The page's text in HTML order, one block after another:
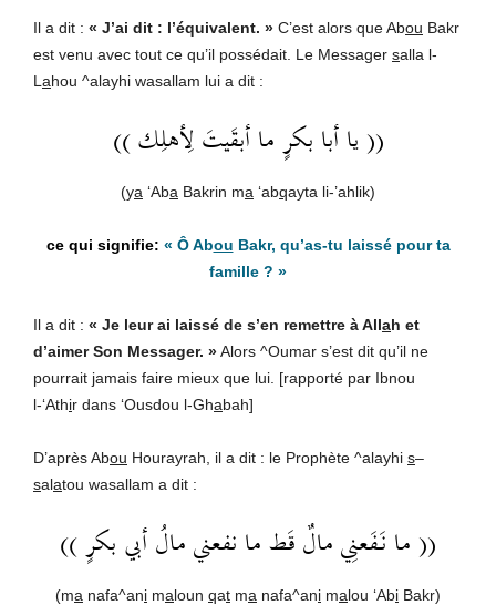
Il a dit : « J’ai dit : l’équivalent. » C’est alors que Abou Bakr
est venu avec tout ce qu’il possédait. Le Messager salla l-
L ahou ^alayhi wasallam lui a dit :
(( يا أبا بكرٍ ما أبقَيتَ لِأهلِك ))
(ya ‘Aba Bakrin ma ‘abqayta li-’ahlik)
« Ô Abou Bakr, qu’as-tu laissé pour ta
famille ? »
Il a dit : « Je leur ai laissé de s’en remettre à Allah et
d’aimer Son Messager. »Alors ^Oumar s’est dit qu’il ne
pourrait jamais faire mieux que lui. [rapporté par Ibnou
l-‘Athir dans ‘Ousdou l-Ghabah]
D’après Abou Hourayrah, il a dit : le Prophète ^alayhi s–
salatou wasallam a dit :
(( ما نَفَعنِي مالٌ قَط ما نفعني مالُ أبي بكرٍ ))
(ma nafa^ani maloun qat ma nafa^ani malou ‘Abi Bakr)